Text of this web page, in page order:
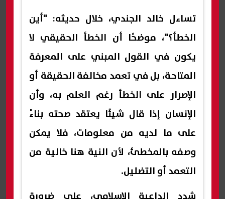
تساءل خالد الجندي، خلال حديثه: "أين
الخطأ؟"، موضحًا أن الخطأ الحقيقي لا
يكون في القول المبني على المعرفة
المتاحة، بل في تعمد مخالفة الحقيقة أو
الإصرار على الخطأ رغم العلم به، وأن
الإنسان إذا قال شيئًا يعتقد صحته بناءً
على ما لديه من معلومات، فلا يمكن
وصفه بالمخطئ، لأن النية هنا خالية من
التعمد أو التضليل.